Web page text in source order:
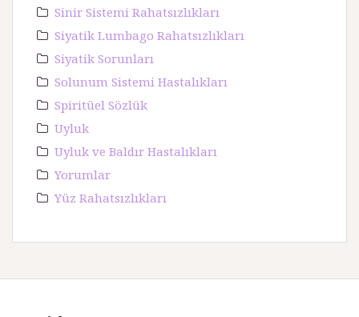
Sinir Sistemi Rahatsızlıkları
Siyatik Lumbago Rahatsızlıkları
Siyatik Sorunları
Solunum Sistemi Hastalıkları
Spiritüel Sözlük
Uyluk
Uyluk ve Baldır Hastalıkları
Yorumlar
Yüz Rahatsızlıkları